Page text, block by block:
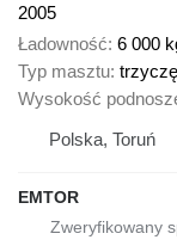
2005
Ładowność 6 000
Typ masztu
Wysokość
Polska, Toruń
EMTOR